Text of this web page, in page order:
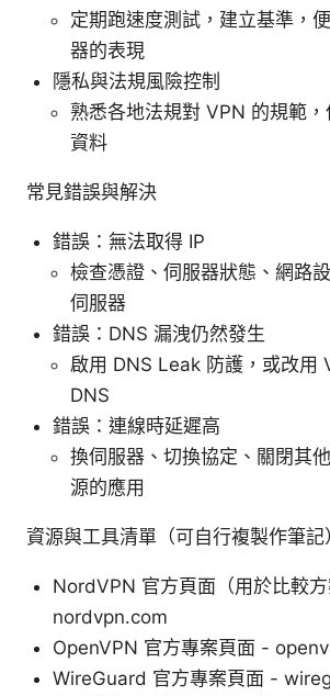
定期跑速度測試，建立基準，
器的表現
隱私與法規風險控制
熟悉各地法規對 VPN 的規範
資料
常見錯誤與解決
錯誤：無法取得 IP
檢查憑證、伺服器狀態、網路
伺服器
錯誤：DNS 漏洩仍然發生
啟用 DNS Leak 防護，或改用
DNS
錯誤：連線時延遲高
換伺服器、切換協定、關閉其
源的應用
資源與工具清單（可自行複製作筆記
NordVPN 官方頁面（用於比較
nordvpn.com
OpenVPN 官方專案頁面 -
WireGuard 官方專案頁面 -